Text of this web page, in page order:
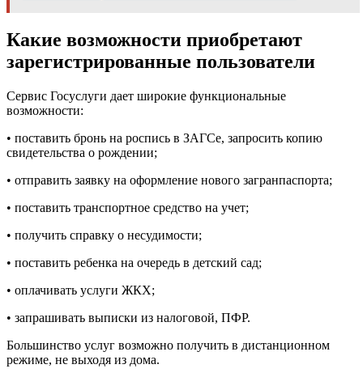
Какие возможности приобретают
зарегистрированные пользователи
Сервис Госуслуги дает широкие функциональные
возможности:
• поставить бронь на роспись в ЗАГСе, запросить копию
свидетельства о рождении;
• отправить заявку на оформление нового загранпаспорта;
• поставить транспортное средство на учет;
• получить справку о несудимости;
• поставить ребенка на очередь в детский сад;
• оплачивать услуги ЖКХ;
• запрашивать выписки из налоговой, ПФР.
Большинство услуг возможно получить в дистанционном
режиме, не выходя из дома.